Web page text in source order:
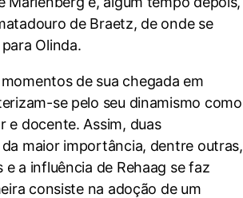
de Braetz, de onde se
Olinda.
de sua chegada em
se pelo seu dinamismo como
e docente. Assim, duas
maior importância, dentre outras,
e a influência de Rehaag se faz
consiste na adoção de um